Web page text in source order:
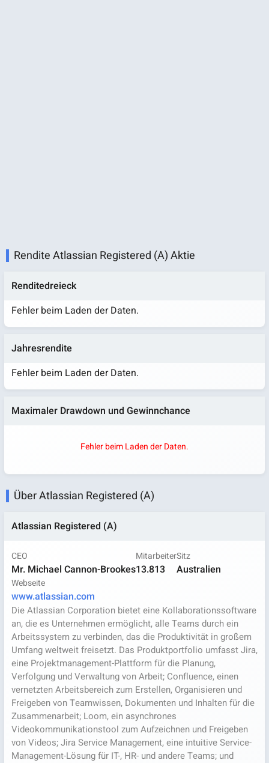
Rendite Atlassian Registered (A) Aktie
Renditedreieck
Fehler beim Laden der Daten.
Jahresrendite
Fehler beim Laden der Daten.
Maximaler Drawdown und Gewinnchance
Fehler beim Laden der Daten.
Über Atlassian Registered (A)
Atlassian Registered (A)
CEO
Mr. Michael Cannon-Brookes
Mitarbeiter
13.813
Sitz
Australien
Webseite
www.atlassian.com
Die Atlassian Corporation bietet eine Kollaborationssoftware
an, die es Unternehmen ermöglicht, alle Teams durch ein
Arbeitssystem zu verbinden, das die Produktivität in großem
Umfang weltweit freisetzt. Das Produktportfolio umfasst Jira,
eine Projektmanagement-Plattform für die Planung,
Verfolgung und Verwaltung von Arbeit; Confluence, einen
vernetzten Arbeitsbereich zum Erstellen, Organisieren und
Freigeben von Teamwissen, Dokumenten und Inhalten für die
Zusammenarbeit; Loom, ein asynchrones
Videokommunikationstool zum Aufzeichnen und Freigeben
von Videos; Jira Service Management, eine intuitive Service-
Management-Lösung für IT-, HR- und andere Teams; und